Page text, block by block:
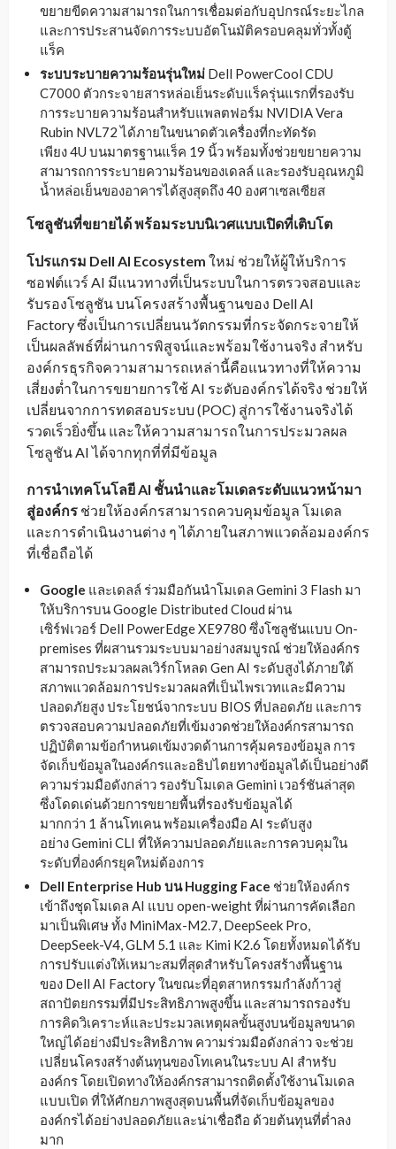
ขยายขีดความสามารถในการเชื่อมต่อกับอุปกรณ์ระยะไกล
และการประสานจัดการระบบอัตโนมัติครอบคลุมทั่วทั้งตู้
แร็ค
ระบบระบายความร้อนรุ่นใหม่ Dell PowerCool CDU
C7000 ตัวกระจายสารหล่อเย็นระดับแร็ครุ่นแรกที่รองรับ
การระบายความร้อนสำหรับแพลตฟอร์ม NVIDIA Vera
Rubin NVL72 ได้ภายในขนาดตัวเครื่องที่กะทัดรัด
เพียง 4U บนมาตรฐานแร็ค 19 นิ้ว พร้อมทั้งช่วยขยายความ
สามารถการระบายความร้อนของเดลล์ และรองรับอุณหภูมิ
น้ำหล่อเย็นของอาคารได้สูงสุดถึง 40 องศาเซลเซียส
โซลูชันที่ขยายได้ พร้อมระบบนิเวศแบบเปิดที่เติบโต
โปรแกรม Dell AI Ecosystem ใหม่ ช่วยให้ผู้ให้บริการ
ซอฟต์แวร์ AI มีแนวทางที่เป็นระบบในการตรวจสอบและ
รับรองโซลูชัน บนโครงสร้างพื้นฐานของ Dell AI
Factory ซึ่งเป็นการเปลี่ยนนวัตกรรมที่กระจัดกระจายให้
เป็นผลลัพธ์ที่ผ่านการพิสูจน์และพร้อมใช้งานจริง สำหรับ
องค์กรธุรกิจความสามารถเหล่านี้คือแนวทางที่ให้ความ
เสี่ยงต่ำในการขยายการใช้ AI ระดับองค์กรได้จริง ช่วยให้
เปลี่ยนจากการทดสอบระบบ (POC) สู่การใช้งานจริงได้
รวดเร็วยิ่งขึ้น และให้ความสามารถในการประมวลผล
โซลูชัน AI ได้จากทุกที่ที่มีข้อมูล
การนำเทคโนโลยีAI ชั้นนำและโมเดลระดับแนวหน้ามา
สู่องค์กร ช่วยให้องค์กรสามารถควบคุมข้อมูล โมเดล
และการดำเนินงานต่าง ๆ ได้ภายในสภาพแวดล้อมองค์กร
ที่เชื่อถือได้
Google และเดลล์ ร่วมมือกันนำโมเดล Gemini 3 Flash มา
ให้บริการบน Google Distributed Cloud ผ่าน
เซิร์ฟเวอร์ Dell PowerEdge XE9780 ซึ่งโซลูชันแบบ On-
premises ที่ผสานรวมระบบมาอย่างสมบูรณ์ ช่วยให้องค์กร
สามารถประมวลผลเวิร์กโหลด Gen AI ระดับสูงได้ภายใต้
สภาพแวดล้อมการประมวลผลที่เป็นไพรเวทและมีความ
ปลอดภัยสูง ประโยชน์จากระบบ BIOS ที่ปลอดภัย และการ
ตรวจสอบความปลอดภัยที่เข้มงวดช่วยให้องค์กรสามารถ
ปฏิบัติตามข้อกำหนดเข้มงวดด้านการคุ้มครองข้อมูล การ
จัดเก็บข้อมูลในองค์กรและอธิปไตยทางข้อมูลได้เป็นอย่างดี
ความร่วมมือดังกล่าว รองรับโมเดล Gemini เวอร์ชันล่าสุด
ซึ่งโดดเด่นด้วยการขยายพื้นที่รองรับข้อมูลได้
มากกว่า 1 ล้านโทเคน พร้อมเครื่องมือ AI ระดับสูง
อย่าง Gemini CLI ที่ให้ความปลอดภัยและการควบคุมใน
ระดับที่องค์กรยุคใหม่ต้องการ
Dell Enterprise Hub บนHugging Face ช่วยให้องค์กร
เข้าถึงชุดโมเดล AI แบบ open-weight ที่ผ่านการคัดเลือก
มาเป็นพิเศษ ทั้ง MiniMax-M2.7, DeepSeek Pro,
DeepSeek-V4, GLM 5.1 และ Kimi K2.6 โดยทั้งหมดได้รับ
การปรับแต่งให้เหมาะสมที่สุดสำหรับโครงสร้างพื้นฐาน
ของ Dell AI Factory ในขณะที่อุตสาหกรรมกำลังก้าวสู่
สถาปัตยกรรมที่มีประสิทธิภาพสูงขึ้น และสามารถรองรับ
การคิดวิเคราะห์และประมวลเหตุผลขั้นสูงบนข้อมูลขนาด
ใหญ่ได้อย่างมีประสิทธิภาพ ความร่วมมือดังกล่าว จะช่วย
เปลี่ยนโครงสร้างต้นทุนของโทเคนในระบบ AI สำหรับ
องค์กร โดยเปิดทางให้องค์กรสามารถติดตั้งใช้งานโมเดล
แบบเปิด ที่ให้ศักยภาพสูงสุดบนพื้นที่จัดเก็บข้อมูลของ
องค์กรได้อย่างปลอดภัยและน่าเชื่อถือ ด้วยต้นทุนที่ต่ำลง
มาก